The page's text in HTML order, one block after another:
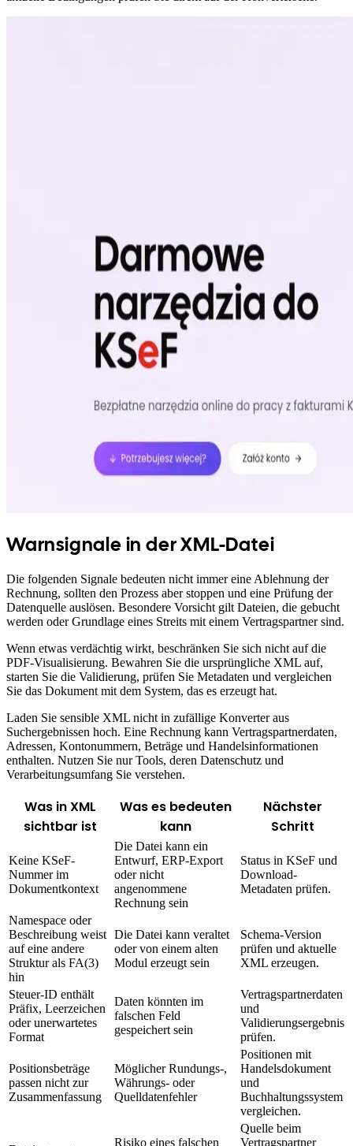
Warnsignale in der XML-Datei
Die folgenden Signale bedeuten nicht immer eine Ablehnung der
Rechnung, sollten den Prozess aber stoppen und eine Prüfung der
Datenquelle auslösen. Besondere Vorsicht gilt Dateien, die gebucht
werden oder Grundlage eines Streits mit einem Vertragspartner sind.
Wenn etwas verdächtig wirkt, beschränken Sie sich nicht auf die
PDF-Visualisierung. Bewahren Sie die ursprüngliche XML auf,
starten Sie die Validierung, prüfen Sie Metadaten und vergleichen
Sie das Dokument mit dem System, das es erzeugt hat.
Laden Sie sensible XML nicht in zufällige Konverter aus
Suchergebnissen hoch. Eine Rechnung kann Vertragspartnerdaten,
Adressen, Kontonummern, Beträge und Handelsinformationen
enthalten. Nutzen Sie nur Tools, deren Datenschutz und
Verarbeitungsumfang Sie verstehen.
Was in XML
sichtbar ist
Was es bedeuten
kann
Nächster
Schritt
Keine KSeF-
Nummer im
Dokumentkontext
Die Datei kann ein
Entwurf, ERP-Export
oder nicht
angenommene
Rechnung sein
Status in KSeF und
Download-
Metadaten prüfen.
Namespace oder
Beschreibung weist
auf eine andere
Struktur als FA(3)
hin
Die Datei kann veraltet
oder von einem alten
Modul erzeugt sein
Schema-Version
prüfen und aktuelle
XML erzeugen.
Steuer-ID enthält
Präfix, Leerzeichen
oder unerwartetes
Format
Daten könnten im
falschen Feld
gespeichert sein
Vertragspartnerdaten
und
Validierungsergebnis
prüfen.
Positionsbeträge
passen nicht zur
Zusammenfassung
Möglicher Rundungs-,
Währungs- oder
Quelldatenfehler
Positionen mit
Handelsdokument
und
Buchhaltungssystem
vergleichen.
Risiko eines falschen
Quelle beim
Vertragspartner